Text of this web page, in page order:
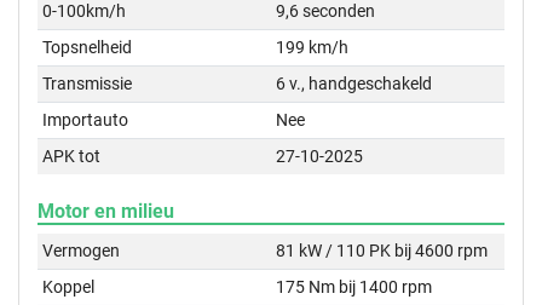
0-100km/h
9,6 seconden
Topsnelheid
199 km/h
Transmissie
6 v., handgeschakeld
Importauto
Nee
APK tot
27-10-2025
Motor en milieu
Vermogen
81 kW / 110 PK bij 4600 rpm
Koppel
175 Nm bij 1400 rpm